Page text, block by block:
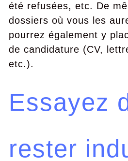
été refusées, etc. De
dossiers où vous les
pourrez également y
de candidature (CV,
etc.).
Essayez
rester